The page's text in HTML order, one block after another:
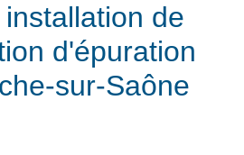
de
d'épuration
sur-Saône